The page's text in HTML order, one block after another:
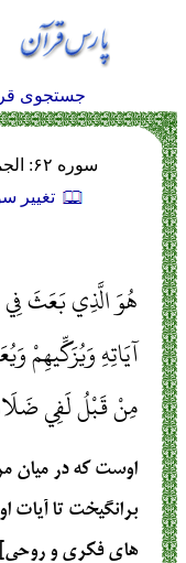
جستجوی
سوره ۶۲: الجمعة - جزء ۲۸ - ترجمه انصاریان
تغيير
هُوَ الَّذِي بَعَثَ فِي
آيَاتِهِ وَيُزَكِّيهِمْ
مِنْ قَبْلُ لَفِي
اوست که در میان
برانگیخت تا آیات
های فکری و روحی]